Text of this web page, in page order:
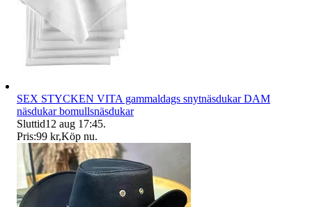
SEX STYCKEN VITA gammaldags snytnäsdukar DAM
näsdukar bomullsnäsdukar
Sluttid12 aug 17:45.
Pris:99 kr,Köp nu.